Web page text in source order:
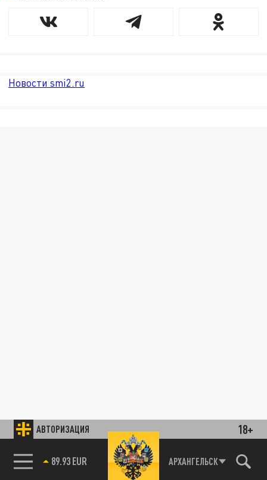
АВТОРИЗАЦИЯ 18+
89.93 EUR АРХАНГЕЛЬСК
Новости smi2.ru